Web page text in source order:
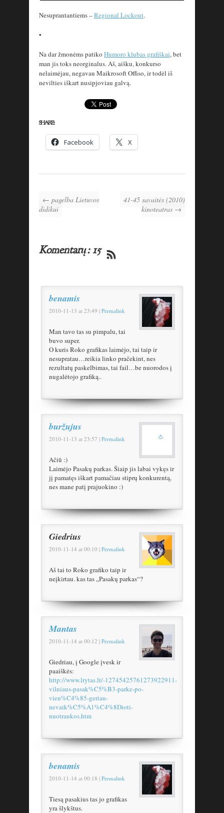
Nesuprantantiems –Regional Lockout.
•
Na dar žmonėms patiko Humoro klubas grafiškai, bet
man jis toks neorginalus. Aš, aišku, konkurso
nelaimėjau, negavau Maikrosoft Offiso, ir todėl iš
nevilties iškart nusipjoviau galvą.
SHARE:
Facebook X
← pagelba Lietuvos
didikui
41-45 savaitės (2010)
kinoteatras →
Komentarų: 15
benamis
2010-11-13 at 23:49 | Permalink
Man tavo tas su pimpalu, tai
buvo super.
O kuris Roko grafikas laimėjo, tai taip ir
nesupratau…reikia linko pračekint, nes
rezultatų paskelbimas, tai fail…be nuorodos į
nugalėtojo grafiką..
buržujus
2010-11-13 at 23:57 | Permalink
Ačiū :)
Laimėjo Pasakų parkas. Šiaip jis labai vykęs ir
jį pamatęs iškart pamačiau stiprų konkurentą,
nes mane patį prajuokino :)
Giedrius
2010-11-14 at 00:10 | Permalink
Aš tai to Roko grafiko taip ir
neįkirtau. kas tas „Pasakų parkas“?
Mantas
2010-11-14 at 00:12 | Permalink
Giedriau, į Google įvesk ir
paaiškės:
http://www.lrytas.lt/-12745425761273922911-
vilniaus-pasak%C5%B3-parke-po-
vien%C4%85-geriau-
nevaik%C5%A1%C4%8Dioti-
nuotraukos.htm
benamis
2010-11-14 at 00:18 | Permalink
Tiesą pasakius tas jo grafikas
yra šlykštus.